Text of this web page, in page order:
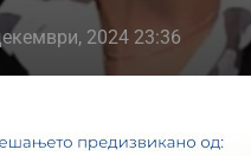
2024 23:36